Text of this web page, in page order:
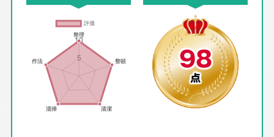
98
点